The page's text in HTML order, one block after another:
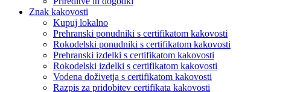
Znak kakovosti
Kupuj lokalno
Prehranski ponudniki s certifikatom kakovosti
Rokodelski ponudniki s certifikatom kakovosti
Prehranski izdelki s certifikatom kakovosti
Rokodelski izdelki s certifikatom kakovosti
Vodena doživetja s certifikatom kakovosti
Razpis za pridobitev certifikata kakovosti